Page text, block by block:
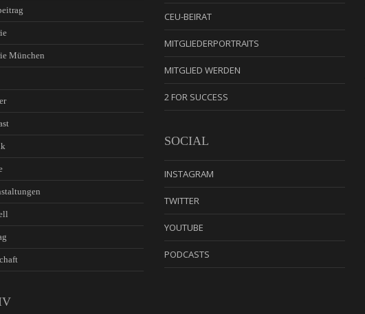
München
CEU-BEIRAT
MITGLIEDERPORTRAITS
MITGLIED WERDEN
2 FOR SUCCESS
SOCIAL
INSTAGRAM
TWITTER
YOUTUBE
PODCASTS